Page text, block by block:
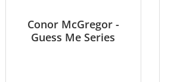
Conor McGregor -
Guess Me Series